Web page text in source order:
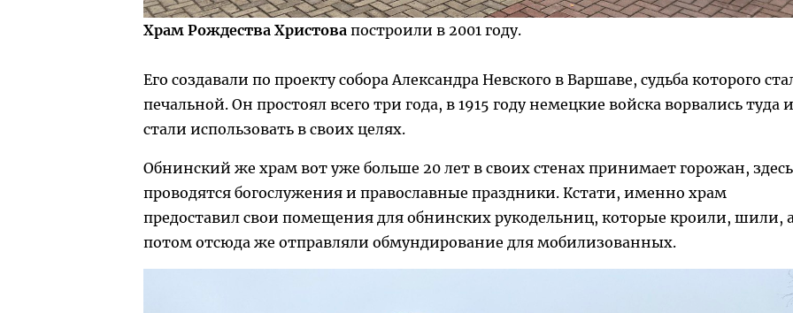
Храм Рождества Христова построили в 2001 году.
Его создавали по проекту собора Александра Невского в Варшаве, судьба которого
печальной. Он простоял всего три года, в 1915 году немецкие войска ворвались туда и
стали использовать в своих целях.
Обнинский же храм вот уже больше 20 лет в своих стенах принимает горожан, здесь
проводятся богослужения и православные праздники. Кстати, именно храм
предоставил свои помещения для обнинских рукодельниц, которые кроили, шили,
потом отсюда же отправляли обмундирование для мобилизованных.